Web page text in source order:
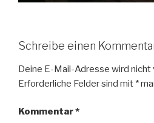
Schreibe einen
Deine E-Mail-Adresse wird
Erforderliche Felder sind mit *
Kommentar*